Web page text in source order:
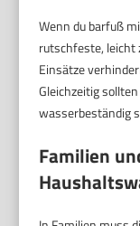
Wenn du barfuß
rutschfeste, leicht
Einsätze
Gleichzeitig
wasserbeständig
Familien